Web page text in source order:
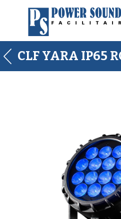
CLF YARA IP65